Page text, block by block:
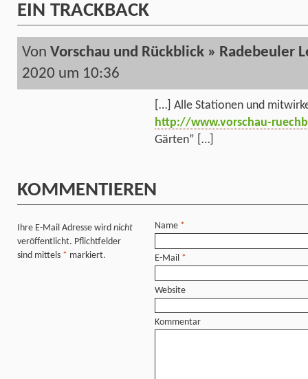
EIN TRACKBACK
Von Vorschau und Rückblick » Radebeuler
2020 um 10:36
[…] Alle Stationen und
http://www.vorschau-
Gärten” […]
KOMMENTIEREN
Ihre E-Mail Adresse wird nicht
veröffentlicht. Pflichtfelder
sind mittels * markiert.
Name *
E-Mail *
Website
Kommentar